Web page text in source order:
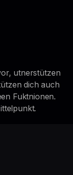
utnerstützen
dich auch
Fuktnionen.